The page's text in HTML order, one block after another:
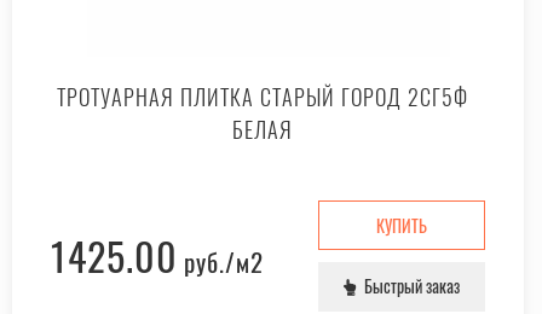
ТРОТУАРНАЯ ПЛИТКА СТАРЫЙ ГОРОД 2СГ5Ф
БЕЛАЯ
1425.00 руб./м2
КУПИТЬ
Быстрый заказ